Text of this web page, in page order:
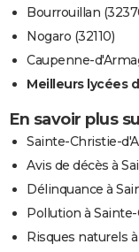
Bourrouillan
Nogaro (32110)
Caupenne-
Meilleurs lycées
En savoir plus
Sainte-Christie-
Avis de décès à
Délinquance à
Pollution à
Risques naturels